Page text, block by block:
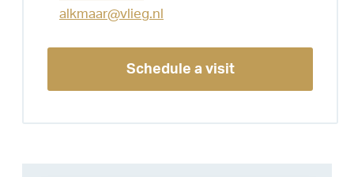
alkmaar@vlieg.nl
Schedule a visit